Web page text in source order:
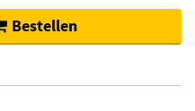
Bestellen